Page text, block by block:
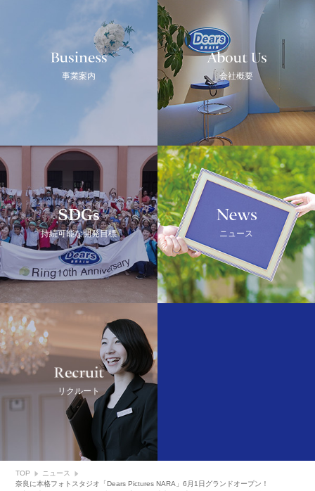
Business
事業案内 ABOUT US
会社概要
SDGs
持続可能な開発目標 NEWS
ニュース
Recruit
リクルート
TOP
ニュース
奈良に本格フォトスタジオ「Dears Pictures NARA」6月1日グランドオープン！